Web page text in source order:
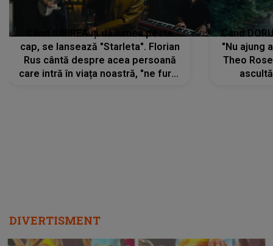
Când IUBIREA îți dă lumea peste
cap, se lansează "Starleta". Florian
Rus cântă despre acea persoană
care intră în viața noastră, "ne fură"
Când
"Nu ajung
Theo
DIVERTISMENT